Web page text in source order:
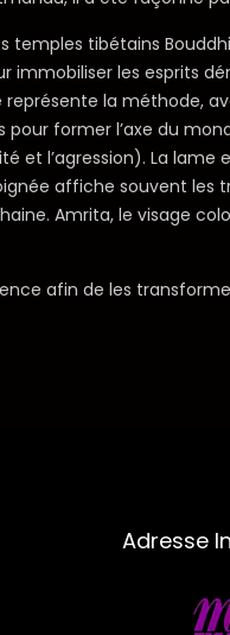
temples tibétains
les esprits
la méthode,
former l’axe du
et l’agression). La
affiche souvent les
Amrita, le visage
afin de les
Adresse